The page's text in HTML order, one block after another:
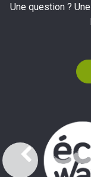
Une question ?